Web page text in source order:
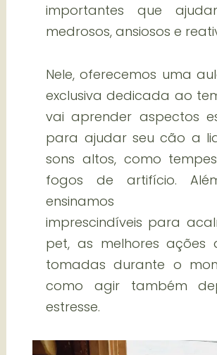
importantes que
medrosos, ansiosos e
Nele, oferecemos uma
exclusiva dedicada ao
vai aprender aspectos
para ajudar seu cão a
sons altos, como
fogos de artifício.
ensinamos
imprescindíveis para
pet, as melhores ações
tomadas durante o
como agir também
estresse.